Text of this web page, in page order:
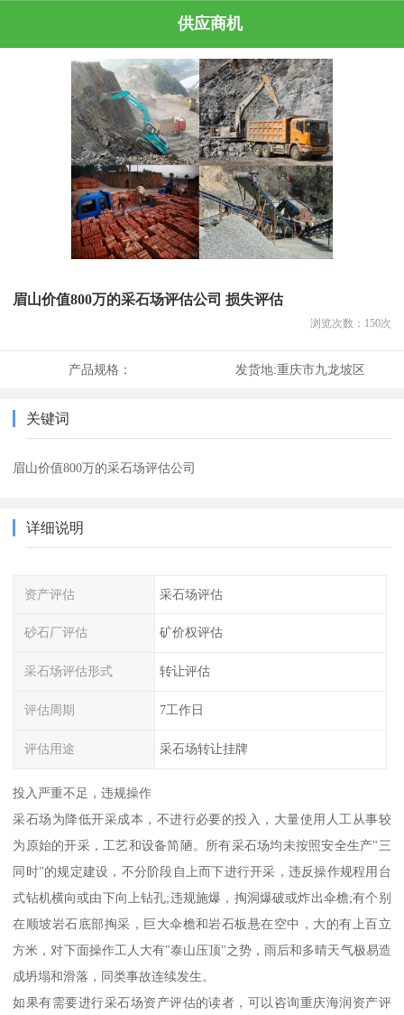
供应商机
眉山价值800万的采石场评估公司 损失评估
浏览次数： 150次
产品规格： 发货地:重庆市九龙坡区
关键词
眉山价值800万的采石场评估公司
详细说明
资产评估 采石场评估
砂石厂评估 矿价权评估
采石场评估形式 转让评估
评估周期 7工作日
评估用途 采石场转让挂牌
投入严重不足，违规操作
采石场为降低开采成本，不进行必要的投入，大量使用人工从事较
为原始的开采，工艺和设备简陋。所有采石场均未按照安全生产"三
同时"的规定建设，不分阶段自上而下进行开采，违反操作规程用台
式钻机横向或由下向上钻孔;违规施爆，掏洞爆破或炸出伞檐;有个别
在顺坡岩石底部掏采，巨大伞檐和岩石板悬在空中，大的有上百立
方米，对下面操作工人大有"泰山压顶"之势，雨后和多晴天气极易造
成坍塌和滑落，同类事故连续发生。
如果有需要进行采石场资产评估的读者，可以咨询重庆海润资产评